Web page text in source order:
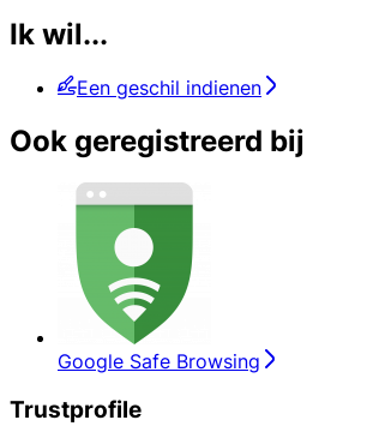
Ik wil...
Een geschil indienen
Ook geregistreerd bij
Google Safe Browsing
Trustprofile